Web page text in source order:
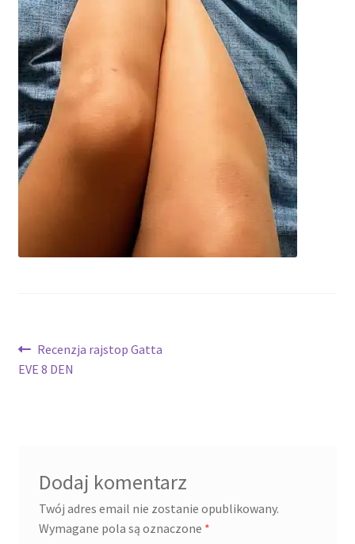
Nawigacja
wpisu
Poprzedni
wpis:
Recenzja rajstop Gatta
EVE 8 DEN
Dodaj komentarz
Twój adres email nie zostanie opublikowany.
Wymagane pola są oznaczone *